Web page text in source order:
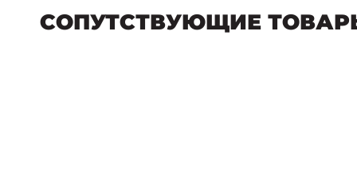
СОПУТСТВУЮЩИЕ